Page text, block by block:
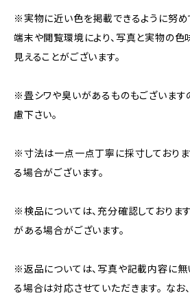
※実物に近い色を掲載できるように努め
端末や閲覧環境により、写真と実物の色
見えることがございます。
※畳シワや臭いがあるものもございます
慮下さい。
※寸法は一点一点丁寧に採寸しておりま
る場合がございます。
※検品については、充分確認しておりま
がある場合がございます。
※返品については、写真や記載内容に無
る場合は対応させていただきます。 なお